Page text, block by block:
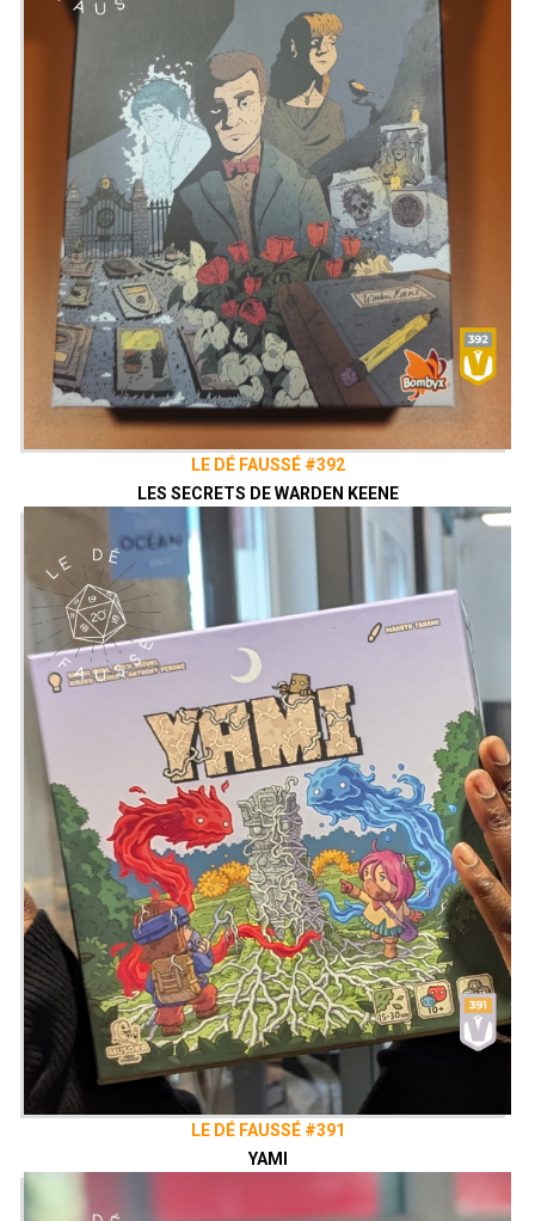
LE DÉ FAUSSÉ #392
LES SECRETS DE WARDEN KEENE
LE DÉ FAUSSÉ #391
YAMI